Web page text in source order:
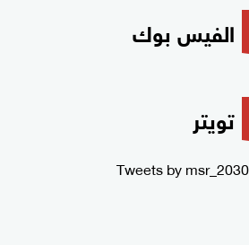
الفيس بوك
تويتر
Tweets by msr_2030